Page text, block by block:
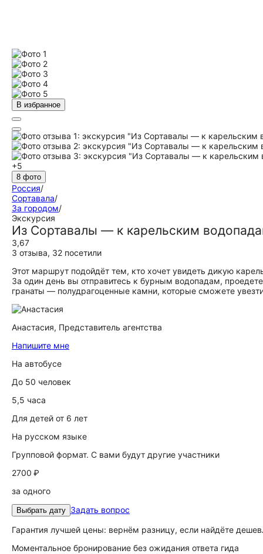
В избранное
+5
8 фото
Россия/
Сортавала/
За городом/
Экскурсия
Из Сортавалы — к карельским
3,67
3 отзыва, 32 посетили
Этот маршрут подойдёт тем, кто хочет увидеть дикую
За один день вы отправитесь к бурным водопадам,
гранаты — полудрагоценные камни, которые сможете
Анастасия, Представитель агентства
Напишите мне
На автобусе
До 50 человек
5,5 часа
Для детей от 6 лет
На русском языке
Групповой формат. С вами будут другие участники
2700 ₽
за одного
Выбрать дату Задать вопрос
Гарантия лучшей цены: вернём разницу, если найдёте
Моментальное бронирование без ожидания ответа гида